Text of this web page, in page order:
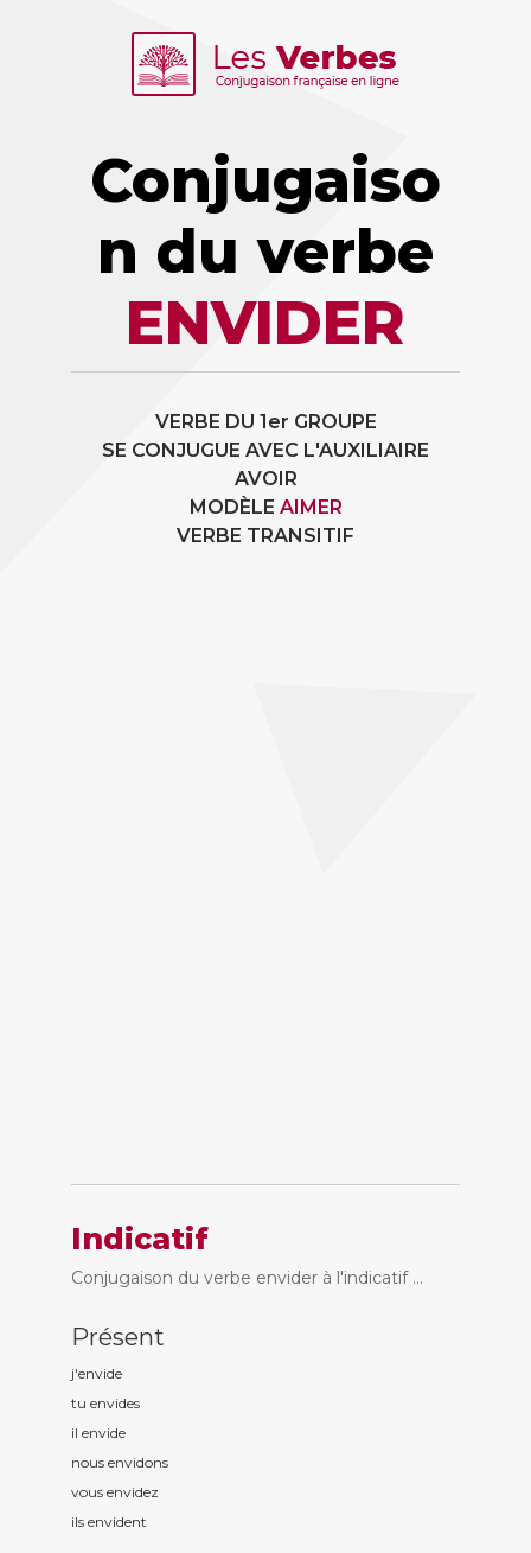
Conjugaiso
n du verbe
ENVIDER
VERBE DU 1er GROUPE
SE CONJUGUE AVEC L'AUXILIAIRE
AVOIR
MODÈLE AIMER
VERBE TRANSITIF
Indicatif
Conjugaison du verbe envider à l'indicatif ...
Présent
j'envide
tu envides
il envide
nous envidons
vous envidez
ils envident